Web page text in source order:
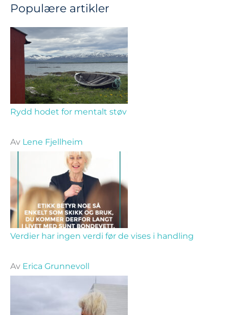
Populære artikler
Rydd hodet for mentalt støv
Av Lene Fjellheim
Verdier har ingen verdi før de vises i handling
Av Erica Grunnevoll